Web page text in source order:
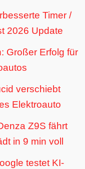
Timer /
2026 Update
Großer Erfolg für
verschiebt
Elektroauto
Z9S fährt
in 9 min voll
testet KI-